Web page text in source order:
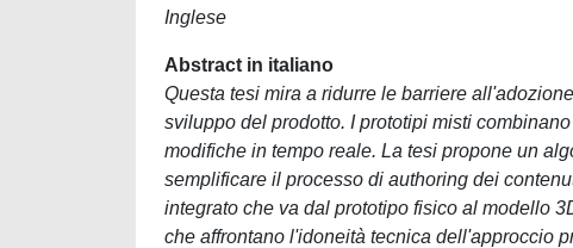
Inglese
Abstract in italiano
Questa tesi mira a ridurre le barriere
sviluppo del prodotto. I prototipi misti
modifiche in tempo reale. La tesi propone un
semplificare il processo di authoring dei
integrato che va dal prototipo fisico al modello
che affrontano l'idoneità tecnica dell'approccio